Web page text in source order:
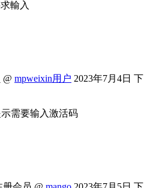
輸入
@ mpweixin用户 2023年7月4日 下
需要输入激活码